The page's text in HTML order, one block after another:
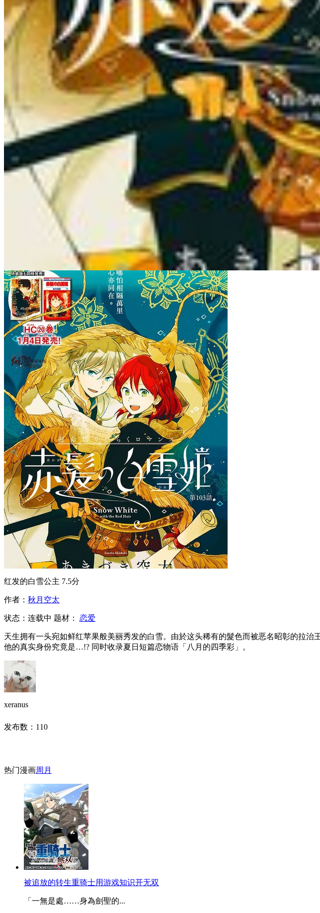
红发的白雪公主 7.5分
作者： 秋月空太
状态： 连载中 题材： 恋爱
天生拥有一头宛如鲜红苹果般美丽秀发的白雪。由於这头稀有的髮色而被恶名昭彰的拉
他的真实身份究竟是…!? 同时收录夏日短篇恋物语「八月的四季彩」。
xeranus
发布数： 110
热门漫画周 月
被追放的转生重骑士用游戏知识开无双
「一無是處……身為劍聖的...